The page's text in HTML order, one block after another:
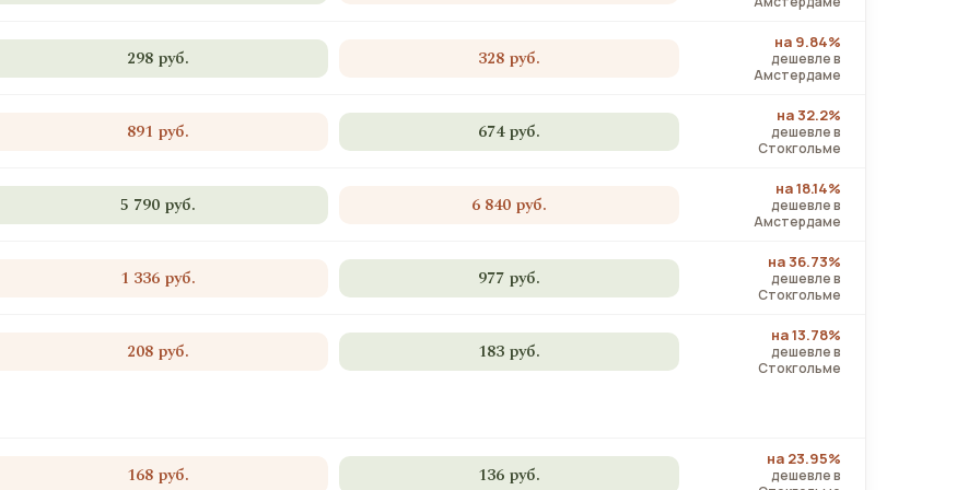
298 руб. 328 руб.
на 9.84%
дешевле в
Амстердаме
891 руб. 674 руб.
на 32.2%
дешевле в
Стокгольме
5 790 руб. 6 840 руб.
на 18.14%
дешевле в
Амстердаме
1 336 руб. 977 руб.
на 36.73%
дешевле в
Стокгольме
208 руб. 183 руб.
на 13.78%
дешевле в
Стокгольме
168 руб. 136 руб.
на 23.95%
дешевле в